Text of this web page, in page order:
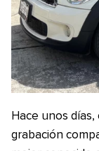
Hace unos
grabación